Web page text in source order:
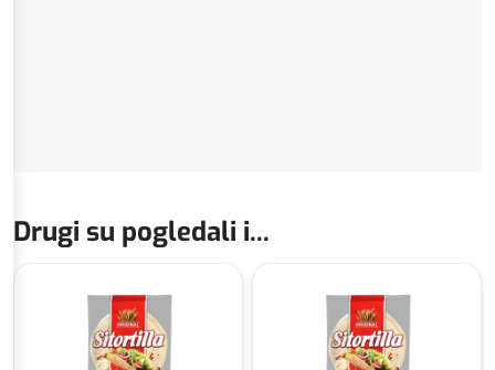
Drugi su pogledali i...